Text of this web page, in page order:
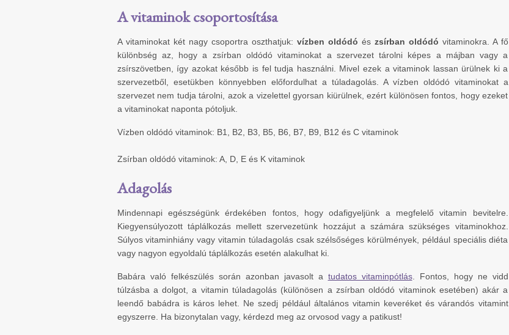
A vitaminok csoportosítása
A vitaminokat két nagy csoportra oszthatjuk: vízben oldódó és zsírban oldódó vitaminokra. A fő
különbség az, hogy a zsírban oldódó vitaminokat a szervezet tárolni képes a májban vagy a
zsírszövetben, így azokat később is fel tudja használni. Mivel ezek a vitaminok lassan ürülnek ki a
szervezetből, esetükben könnyebben előfordulhat a túladagolás. A vízben oldódó vitaminokat a
szervezet nem tudja tárolni, azok a vizelettel gyorsan kiürülnek, ezért különösen fontos, hogy ezeket
a vitaminokat naponta pótoljuk.
Vízben oldódó vitaminok: B1, B2, B3, B5, B6, B7, B9, B12 és C vitaminok
Zsírban oldódó vitaminok: A, D, E és K vitaminok
Adagolás
Mindennapi egészségünk érdekében fontos, hogy odafigyeljünk a megfelelő vitamin bevitelre.
Kiegyensúlyozott táplálkozás mellett szervezetünk hozzájut a számára szükséges vitaminokhoz.
Súlyos vitaminhiány vagy vitamin túladagolás csak szélsőséges körülmények, például speciális diéta
vagy nagyon egyoldalú táplálkozás esetén alakulhat ki.
Babára való felkészülés során azonban javasolt a tudatos vitaminpótlás. Fontos, hogy ne vidd
túlzásba a dolgot, a vitamin túladagolás (különösen a zsírban oldódó vitaminok esetében) akár a
leendő babádra is káros lehet. Ne szedj például általános vitamin keveréket és várandós vitamint
egyszerre. Ha bizonytalan vagy, kérdezd meg az orvosod vagy a patikust!